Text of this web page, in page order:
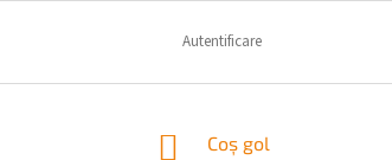
Autentificare
COŞ
Coş gol